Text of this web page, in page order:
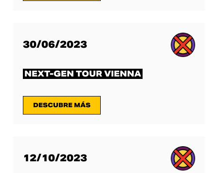
30/06/2023
NEXT-GEN TOUR VIENNA
DESCUBRE MÁS
12/10/2023